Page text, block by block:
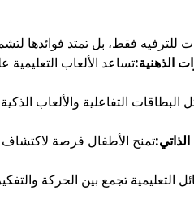
الذهنية: